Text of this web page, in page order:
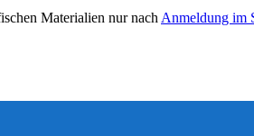
Materialien nur nach Anmeldung im